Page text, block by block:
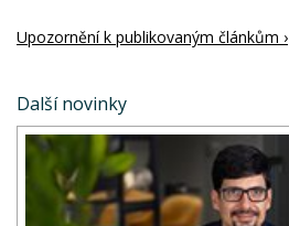
Upozornění k publikovaným článkům ›
Další novinky